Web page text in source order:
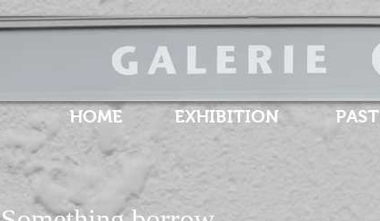
HOME EXHIBITION PAST